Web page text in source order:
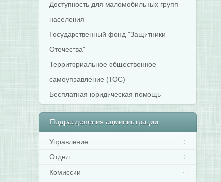
Доступность для маломобильных групп
населения
Государственный фонд "Защитники
Отечества"
Территориальное общественное
самоуправление (ТОС)
Бесплатная юридическая помощь
Подразделения администрации
Управление
Отдел
Комиссии